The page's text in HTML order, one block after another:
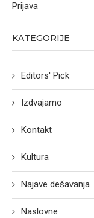
Prijava
KATEGORIJE
Editors' Pick
Izdvajamo
Kontakt
Kultura
Najave dešavanja
Naslovne